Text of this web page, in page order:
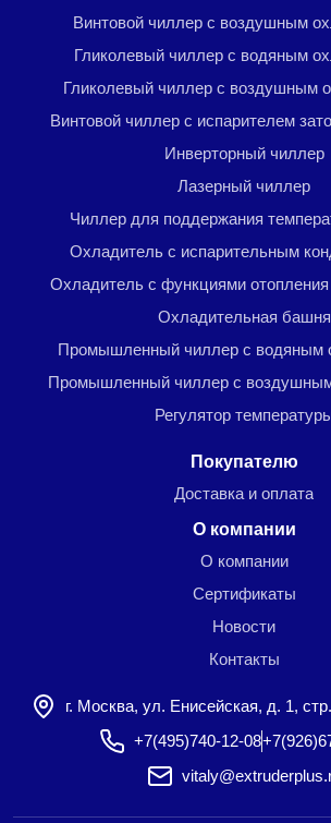
Винтовой чиллер с воздушным
Гликолевый чиллер с водяным
Гликолевый чиллер с воздушным
Винтовой чиллер с испарителем
Инверторный чиллер
Лазерный чиллер
Чиллер для поддержания
Охладитель с испарительным
Охладитель с функциями
Охладительная башня
Промышленный чиллер с водяным
Промышленный чиллер с
Регулятор
Покупателю
Доставка и оплата
О компании
О компании
Сертификаты
Новости
Контакты
г. Москва, ул. Енисейская, д. 1,
+7(495)740-12-08